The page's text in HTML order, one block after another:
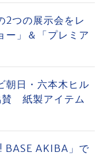
2つの展示会をレ
」＆「プレミア
日・六本木ヒル
賛 紙製アイテム
AKIBA」で